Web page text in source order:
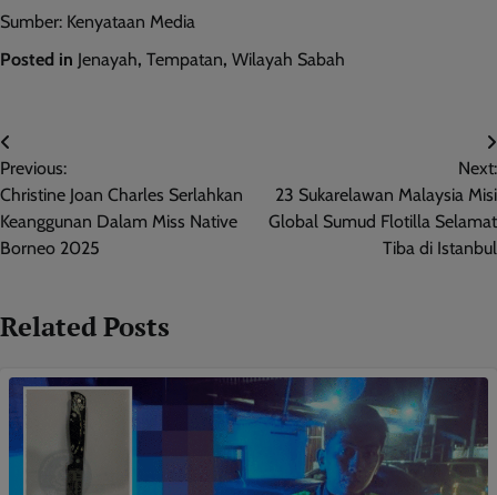
Sumber: Kenyataan Media
Posted in Jenayah, Tempatan, Wilayah Sabah
Post
navigation
Previous:
Christine Joan Charles Serlahkan
Keanggunan Dalam Miss Native
Borneo 2025
Next:
23 Sukarelawan Malaysia Misi
Global Sumud Flotilla Selamat
Tiba di Istanbul
Related Posts